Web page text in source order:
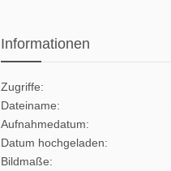
Informationen
Zugriffe
Dateiname
Aufnahmedatum
Datum hochgeladen
Bildmaße